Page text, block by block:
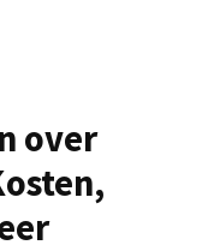
over